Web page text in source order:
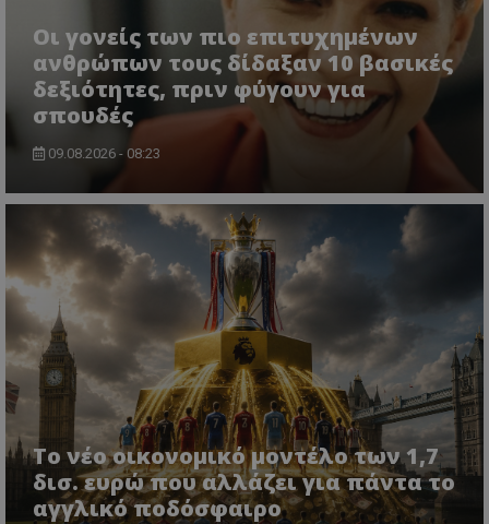
Οι γονείς των πιο επιτυχημένων
ανθρώπων τους δίδαξαν 10 βασικές
δεξιότητες, πριν φύγουν για
σπουδές
09.08.2026 - 08:23
Το νέο οικονομικό μοντέλο των 1,7
δισ. ευρώ που αλλάζει για πάντα το
αγγλικό ποδόσφαιρο